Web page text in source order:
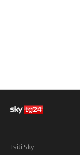
I siti Sky: